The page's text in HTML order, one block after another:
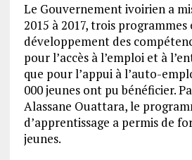
Le Gouvernement ivoirien a
2015 à 2017, trois
développement des
pour l’accès à l’emploi et à
que pour l’appui à l’auto-
000 jeunes ont pu bénéficier.
Alassane Ouattara, le
d’apprentissage a permis de
jeunes.